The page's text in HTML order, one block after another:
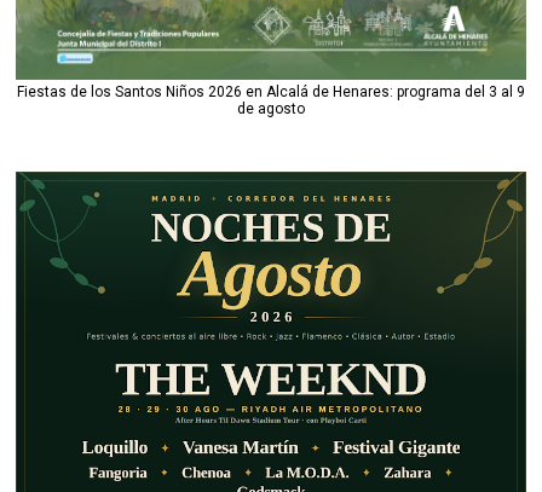
Fiestas de los Santos Niños 2026 en Alcalá de Henares: programa del 3 al 9
de agosto